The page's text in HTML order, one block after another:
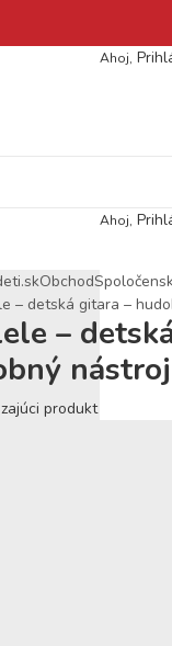
Ahoj,
Ahoj,
Obchod
– detská gitara –
–
nástroj
produkt